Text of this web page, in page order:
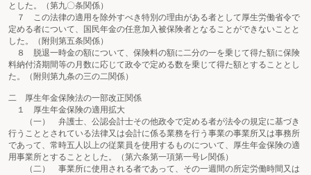
とした。（第九〇条関係）
７ この法律の適用を除外すべき特別の理由がある者として厚生労働省令で
定める者について、国民年金の任意加入被保険者となることができないことと
した。（附則第五条関係）
８ 脱退一時金の額について、保険料の額に二分の一を乗じて得た額に保険
料納付済期間等の月数に応じて政令で定める数を乗じて得た額とすることとし
た。（附則第九条の三の二関係）
二 厚生年金保険法の一部改正関係
１ 厚生年金保険の適用拡大
（一） 弁護士、公認会計士その他政令で定める者が法令の規定に基づき
行うこととされている法律又は会計に係る業務を行う事業の事業所又は事務所
であって、常時五人以上の従業員を使用するものについて、厚生年金保険の適
用事業所とすることとした。（第六条第一項第一号レ関係）
（二） 事業所に使用される者であって、その一週間の所定労働時間又は